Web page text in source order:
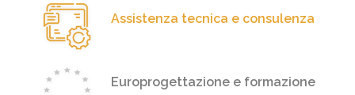
Assistenza tecnica e consulenza
Europrogettazione e formazione